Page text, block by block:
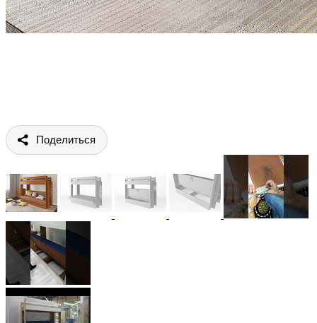
Поделиться